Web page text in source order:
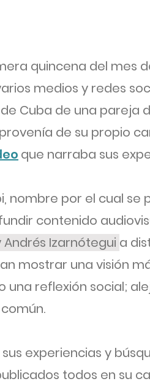
quincena del mes
medios y redes
Cuba de una pareja
de su propio
que narraba sus
nombre por el cual
contenido
Andrés Izarnótegui a
mostrar una visión
una reflexión social;
experiencias y
todos en su